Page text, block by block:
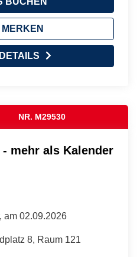
NR. M29530
mehr als Kalender
am 02.09.2026
8, Raum 121